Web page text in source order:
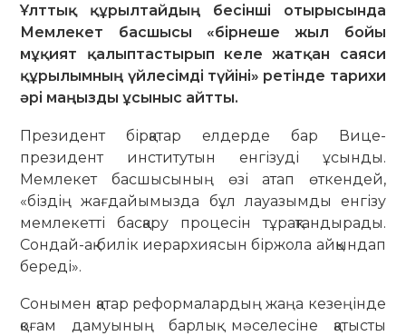
Ұлттық құрылтайдың бесінші отырысында
Мемлекет басшысы «бірнеше жыл бойы
мұқият қалыптастырып келе жатқан саяси
құрылымның үйлесімді түйіні» ретінде тарихи
әрі маңызды ұсыныс айтты.
Президент бірқатар елдерде бар Вице-
президент институтын енгізуді ұсынды.
Мемлекет басшысының өзі атап өткендей,
«біздің жағдайымызда бұл лауазымды енгізу
мемлекетті басқару процесін тұрақтандырады.
Сондай-ақ билік иерархиясын біржола айқындап
береді».
Сонымен қатар реформалардың жаңа кезеңінде
қоғам дамуының барлық мәселесіне қатысты